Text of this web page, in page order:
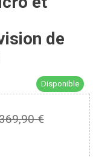
de
Disponible
€